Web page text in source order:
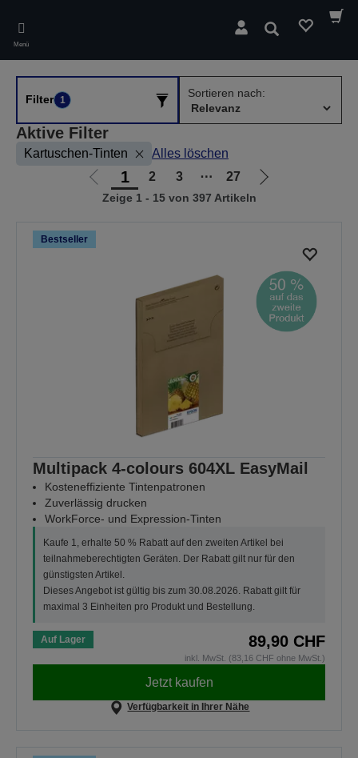
main
content
Menü
Suchen
Filter 1
Sortieren nach:
Aktive Filter
Kartuschen-Tinten Alles löschen
Zur
vorherigen
1 2 3 ⋯ 27
Zur
Zeige 1 - 15 von 397 Artikeln
Bestseller
Multipack 4-colours 604XL EasyMail
Kosteneffiziente Tintenpatronen
Zuverlässig drucken
WorkForce- und Expression-Tinten
Kaufe 1, erhalte 50 % Rabatt auf den zweiten Artikel bei
teilnahmeberechtigten Geräten. Der Rabatt gilt nur für den
günstigsten Artikel.
Dieses Angebot ist gültig bis zum 30.08.2026. Rabatt gilt für
maximal 3 Einheiten pro Produkt und Bestellung.
Auf Lager 89,90 CHF
inkl. MwSt. (83,16 CHF ohne MwSt.)
Jetzt kaufen
Verfügbarkeit in Ihrer Nähe